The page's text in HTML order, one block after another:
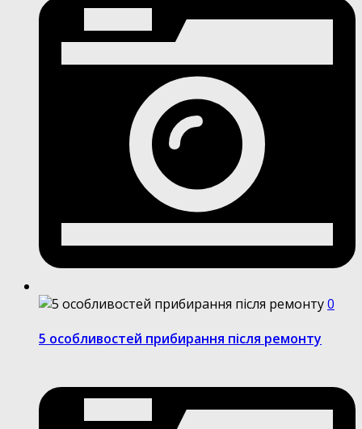
0
5 особливостей прибирання після ремонту